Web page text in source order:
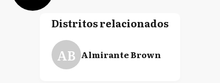
Distritos relacionados
AB Almirante Brown